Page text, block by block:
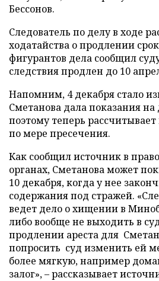
Бессонов.
Следователь по делу в ходе
ходатайства о продлении
фигурантов дела сообщил
следствия продлен до 10
Напомним, 4 декабря стало
Сметанова дала показания
поэтому теперь
по мере пресечения.
Как сообщил источник в
органах, Сметанова может
10 декабря, когда у нее
содержания под стражей.
ведет дело о хищении в
либо вообще не выходить в
продлении ареста для
попросить суд изменить ей
более мягкую, например
залог», – рассказывает